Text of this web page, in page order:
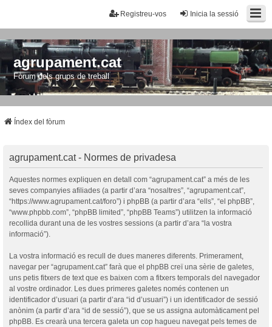
Inicia la sessió
Registreu-vos
agrupament.cat
Fòrum dels grups de treball
Índex del fòrum
agrupament.cat - Normes de privadesa
Aquestes normes expliquen en detall com “agrupament.cat” a més de les
seves companyies afiliades (a partir d’ara “nosaltres”, “agrupament.cat”,
“https://www.agrupament.cat/foro”) i phpBB (a partir d’ara “ells”, “el phpBB”,
“www.phpbb.com”, “phpBB limited”, “phpBB Teams”) utilitzen la informació
recollida durant una de les vostres sessions (a partir d’ara “la vostra
informació”).
La vostra informació es recull de dues maneres diferents. Primerament,
navegar per “agrupament.cat” farà que el phpBB creï una sèrie de galetes,
uns petis fitxers de text que es baixen com a fitxers temporals del navegador
al vostre ordinador. Les dues primeres galetes només contenen un
identificador d’usuari (a partir d’ara “id d’usuari”) i un identificador de sessió
anònim (a partir d’ara “id de sessió”), que se us assigna automàticament pel
phpBB. Es crearà una tercera galeta un cop hagueu navegat pels temes de